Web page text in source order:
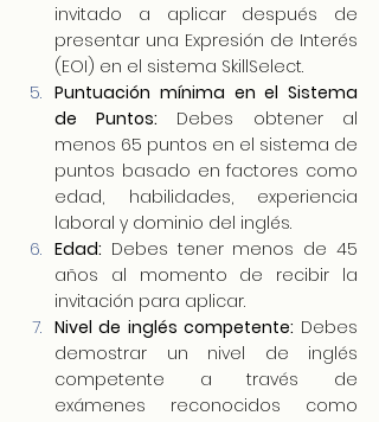
invitado a aplicar después de
presentar una Expresión de Interés
(EOI) en el sistema SkillSelect.
Puntuación mínima en el Sistema
de Puntos: Debes obtener al
menos 65 puntos en el sistema de
puntos basado en factores como
edad, habilidades, experiencia
laboral y dominio del inglés.
Edad: Debes tener menos de 45
años al momento de recibir la
invitación para aplicar.
Nivel de inglés competente: Debes
demostrar un nivel de inglés
competente a través de
exámenes reconocidos como